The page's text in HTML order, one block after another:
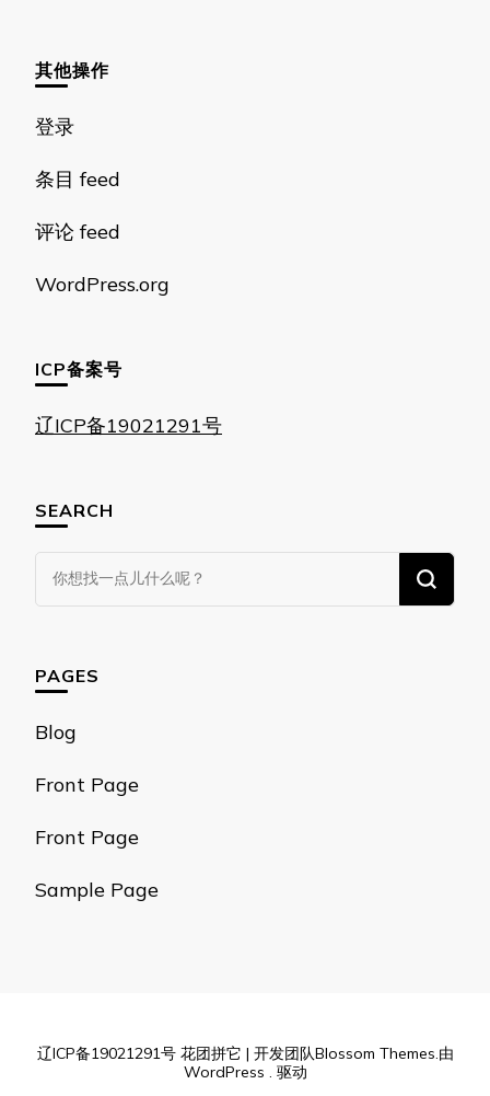
其他操作
登录
条目 feed
评论 feed
WordPress.org
ICP备案号
辽ICP备19021291号
SEARCH
什
西
吗?
PAGES
Blog
Front Page
Front Page
Sample Page
辽ICP备19021291号 花团拼它 | 开发团队Blossom Themes.由
WordPress . 驱动